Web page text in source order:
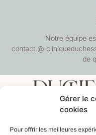
Gérer le
cookies
Pour offrir les meilleures
Notre équipe
contact @
de
CLINIQUE